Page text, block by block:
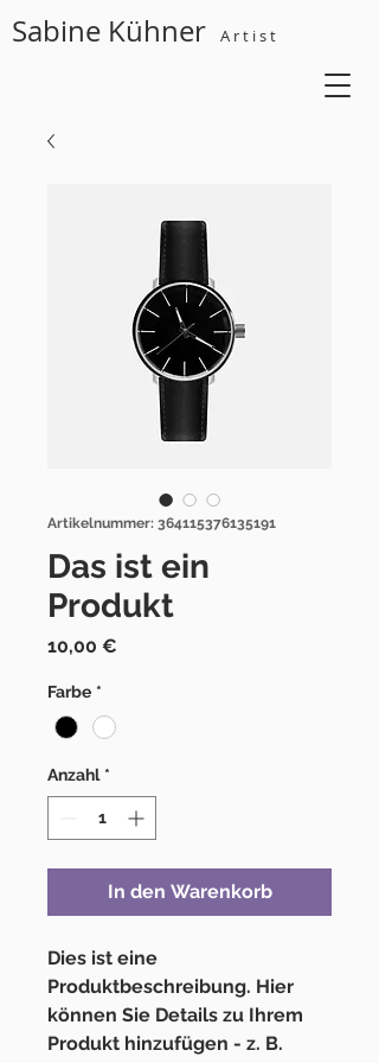
Sabine Kühner A r t i s t
Artikelnummer: 364115376135191
Das ist ein
Produkt
10,00 €
Farbe *
Anzahl *
In den Warenkorb
Dies ist eine
Produktbeschreibung. Hier
können Sie Details zu Ihrem
Produkt hinzufügen - z. B.